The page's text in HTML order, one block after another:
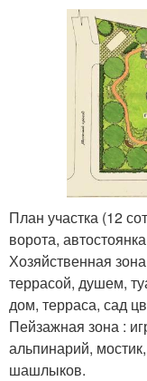
План участка (12
ворота,
Хозяйственная
террасой, душем,
дом, терраса, сад
Пейзажная зона :
альпинарий,
шашлыков.